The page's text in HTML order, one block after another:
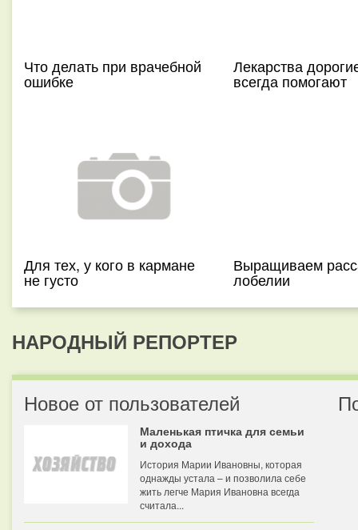
Что делать при врачебной
ошибке
Лекарства
всегда помогают
Для тех, у кого в кармане
не густо
Выращиваем
лобелии
НАРОДНЫЙ РЕПОРТЕР
Новое от пользователей
Маленькая птичка для семьи
и дохода
История Марии Ивановны, которая
однажды устала – и позволила себе
жить легче Мария Ивановна всегда
считала...